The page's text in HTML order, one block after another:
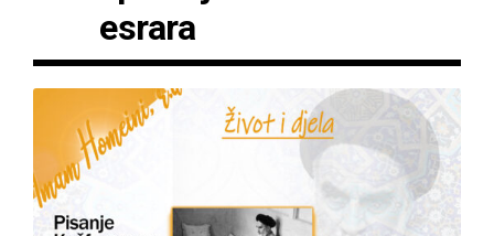
esrara